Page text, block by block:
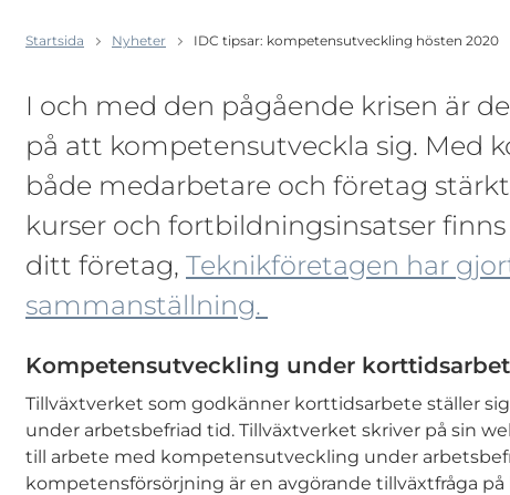
Startsida Nyheter IDC tipsar: kompetensutveckling hösten 2020
I och med den pågående krisen är
på att kompetensutveckla sig. Med
både medarbetare och företag
kurser och fortbildningsinsatser
ditt företag, Teknikföretagen har
sammanställning.
Kompetensutveckling under
Tillväxtverket som godkänner korttidsarbete ställer
under arbetsbefriad tid. Tillväxtverket skriver på sin
till arbete med kompetensutveckling under
kompetensförsörjning är en avgörande tillväxtfråga